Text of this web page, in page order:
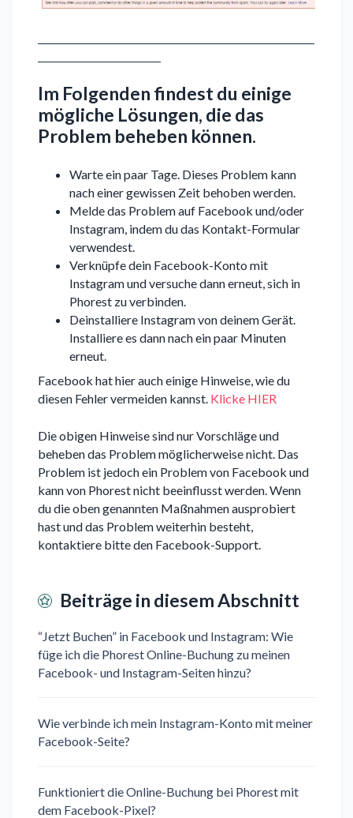
Im Folgenden findest du einige
mögliche Lösungen, die das
Problem beheben können.
Warte ein paar Tage. Dieses Problem kann
nach einer gewissen Zeit behoben werden.
Melde das Problem auf Facebook und/oder
Instagram, indem du das Kontakt-Formular
verwendest.
Verknüpfe dein Facebook-Konto mit
Instagram und versuche dann erneut, sich in
Phorest zu verbinden.
Deinstalliere Instagram von deinem Gerät.
Installiere es dann nach ein paar Minuten
erneut.
Facebook hat hier auch einige Hinweise, wie du
diesen Fehler vermeiden kannst. Klicke HIER
Die obigen Hinweise sind nur Vorschläge und
beheben das Problem möglicherweise nicht. Das
Problem ist jedoch ein Problem von Facebook und
kann von Phorest nicht beeinflusst werden. Wenn
du die oben genannten Maßnahmen ausprobiert
hast und das Problem weiterhin besteht,
kontaktiere bitte den Facebook-Support.
Beiträge in diesem Abschnitt
“Jetzt Buchen” in Facebook und Instagram: Wie
füge ich die Phorest Online-Buchung zu meinen
Facebook- und Instagram-Seiten hinzu?
Wie verbinde ich mein Instagram-Konto mit meiner
Facebook-Seite?
Funktioniert die Online-Buchung bei Phorest mit
dem Facebook-Pixel?